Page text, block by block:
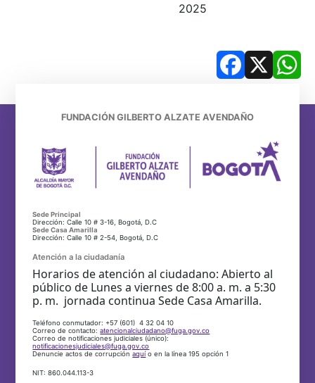
2025
Facebook
X
FUNDACIÓN GILBERTO ALZATE AVENDAÑO
Sede Principal
Dirección: Calle 10 # 3-16, Bogotá, D.C
Sede Casa Amarilla
Dirección: Calle 10 # 2-54, Bogotá, D.C
Atención a la ciudadanía
Horarios de atención al ciudadano: Abierto al
público de Lunes a viernes de 8:00 a. m. a 5:30
p. m. jornada continua Sede Casa Amarilla.
Teléfono conmutador: +57 (601) 4 32 04 10
Correo de contacto:atencionalciudadano@fuga.gov.co
Correo de notificaciones judiciales (único):
notificacionesjudiciales@fuga.gov.co
Denuncie actos de corrupciónaquío en la línea 195 opción 1
NIT: 860.044.113-3